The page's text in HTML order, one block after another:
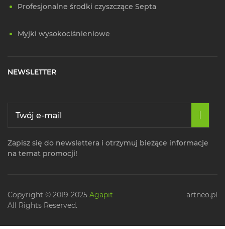
Profesjonalne środki czyszczące Septa
Myjki wysokociśnieniowe
NEWSLETTER
Zapisz się do newslettera i otrzymuj bieżące informacje
na temat promocji!
Copyright © 2019-2025 Agapit
All Rights Reserved.
artneo.pl